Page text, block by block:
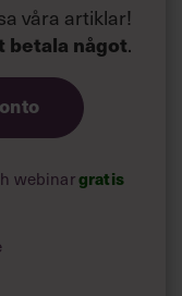
på den där gröna
kommer kunna
överdrivet så gav
det som mest.
och är så mycket
våra artiklar!
betala något.
webinargratis